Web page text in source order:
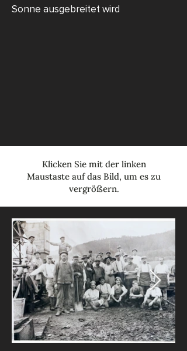
Sonne ausgebreitet wird
Klicken Sie mit der linken
Maustaste auf das Bild, um es zu
vergrößern.